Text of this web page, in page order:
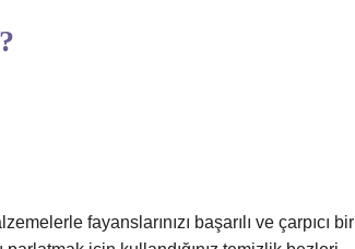
fayanslarınızı başarılı ve çarpıcı bir